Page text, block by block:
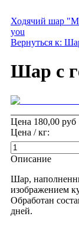
Ходячий шар
you
Вернуться к:
Шар с
Цена 180,00 руб
Цена / кг:
Описание
Шар,
изображением
Обработан
дней.